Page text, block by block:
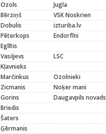
Ozols
Jugla
Bērziņš
VSK Noskrien
Dobulis
izturiba.lv
Pēterkops
Endorfīni
Eglītis
Vasiļjevs
LSC
Kļavnieks
Marčinkus
Ozolnieki
Zicmanis
Noķer mani
Gorins
Daugavpils novads
Briedis
Šaters
Ģērmanis